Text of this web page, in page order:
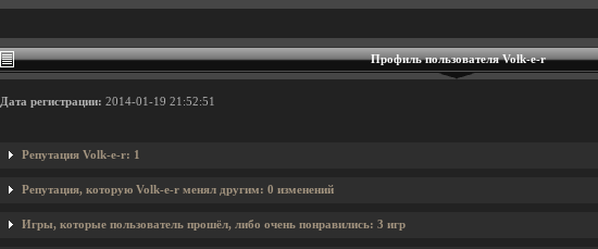
Профиль пользователя Volk-e-r
Дата регистрации: 2014-01-19 21:52:51
Репутация Volk-e-r: 1
Репутация, которую Volk-e-r менял другим: 0 изменений
Игры, которые пользователь прошёл, либо очень понравились: 3 игр